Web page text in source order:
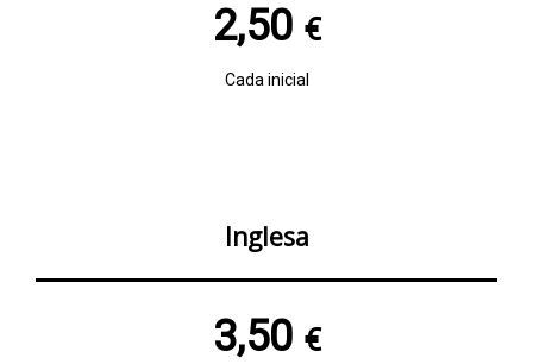
2,50 €
Cada inicial
Inglesa
3,50 €